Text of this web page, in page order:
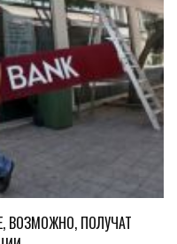
ВОЗМОЖНО, ПОЛУЧАТ